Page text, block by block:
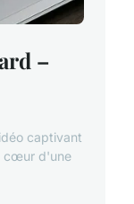
–
captivant
cœur d'une